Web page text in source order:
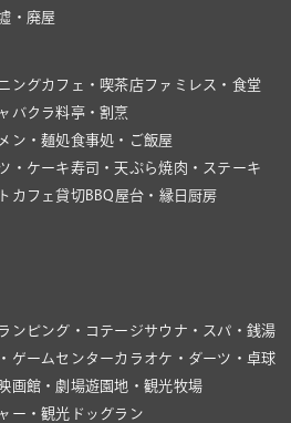
・廃屋
ングカフェ・喫茶店ファミレス・食堂
バクラ料亭・割烹
ン・麺処食事処・ご飯屋
・ケーキ寿司・天ぷら焼肉・ステーキ
カフェ貸切BBQ 屋台・縁日 厨房
ンピング・コテージサウナ・スパ・銭湯
ゲームセンターカラオケ・ダーツ・卓球
画館・劇場遊園地・観光牧場
ー・観光 ドッグラン